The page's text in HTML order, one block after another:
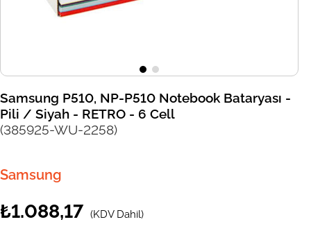
Samsung P510, NP-P510 Notebook Bataryası -
Pili / Siyah - RETRO - 6 Cell
(385925-WU-2258)
Samsung
₺1.088,17 (KDV Dahil)